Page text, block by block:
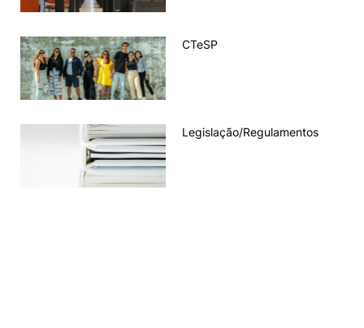
CTeSP
Legislação/Regulamentos